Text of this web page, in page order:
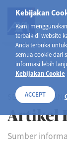
Kebijakan
Kami
terbaik di website
Anda terbuka
semua cookie dari
informasi lebih
Kebijakan Cookie
ACCEPT
SELAMAT
Artikel
Sumber